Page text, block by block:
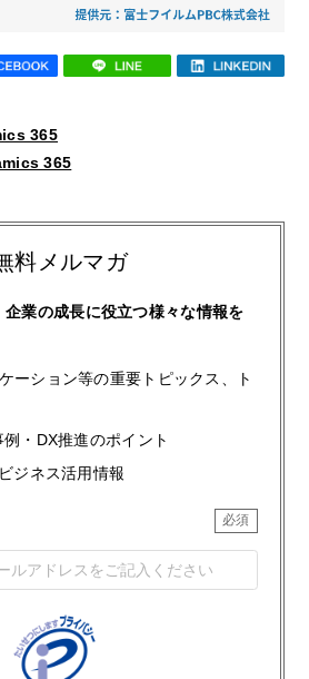
365
365
料メルマガ
業の成長に役立つ様々な情報を
ーション等の重要トピックス、ト
・DX推進のポイント
ジネス活用情報